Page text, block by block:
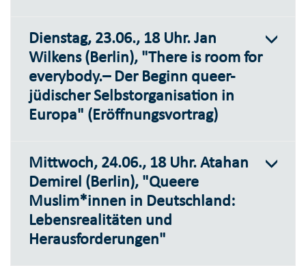
Dienstag, 23.06., 18 Uhr. Jan
Wilkens (Berlin), "There is room for
everybody.– Der Beginn queer-
jüdischer Selbstorganisation in
Europa" (Eröffnungsvortrag)
Mittwoch, 24.06., 18 Uhr. Atahan
Demirel (Berlin), "Queere
Muslim*innen in Deutschland:
Lebensrealitäten und
Herausforderungen"